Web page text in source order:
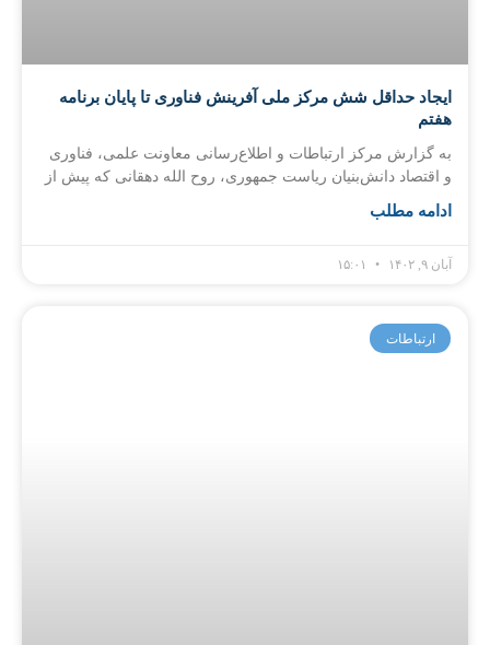
ایجاد حداقل شش مرکز ملی آفرینش فناوری تا پایان برنامه
هفتم
به گزارش مرکز ارتباطات و اطلاع‌رسانی معاونت علمی، فناوری
و اقتصاد دانش‌بنیان ریاست جمهوری، روح الله دهقانی که پیش از
ادامه مطلب
آبان ۹, ۱۴۰۲
ارتباطات